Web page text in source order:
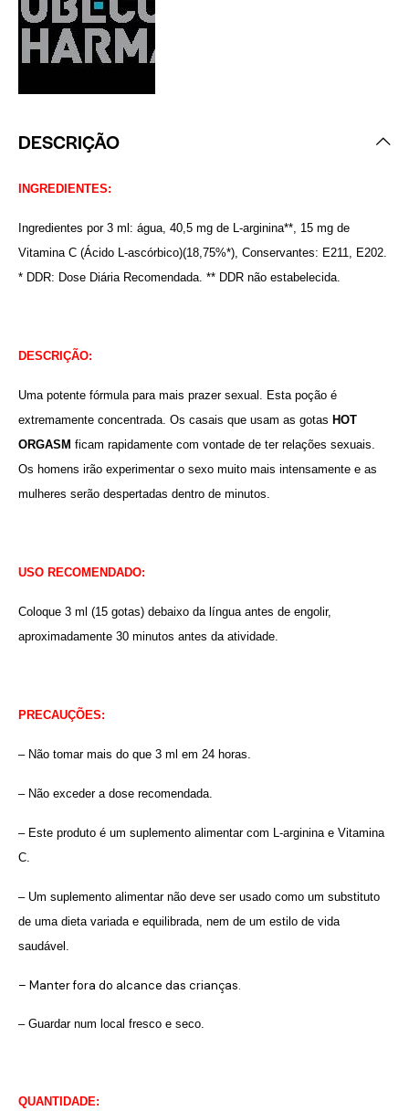
DESCRIÇÃO
INGREDIENTES:
Ingredientes por 3 ml: água, 40,5 mg de L-arginina**, 15 mg de
Vitamina C (Ácido L-ascórbico)(18,75%*), Conservantes: E211, E202.
* DDR: Dose Diária Recomendada. ** DDR não estabelecida.
DESCRIÇÃO:
Uma potente fórmula para mais prazer sexual. Esta poção é
extremamente concentrada. Os casais que usam as gotas HOT
ORGASM ficam rapidamente com vontade de ter relações sexuais.
Os homens irão experimentar o sexo muito mais intensamente e as
mulheres serão despertadas dentro de minutos.
USO RECOMENDADO:
Coloque 3 ml (15 gotas) debaixo da língua antes de engolir,
aproximadamente 30 minutos antes da atividade.
PRECAUÇÕES:
– Não tomar mais do que 3 ml em 24 horas.
– Não exceder a dose recomendada.
– Este produto é um suplemento alimentar com L-arginina e Vitamina
C.
– Um suplemento alimentar não deve ser usado como um substituto
de uma dieta variada e equilibrada, nem de um estilo de vida
saudável.
– Manter fora do alcance das crianças.
– Guardar num local fresco e seco.
QUANTIDADE: